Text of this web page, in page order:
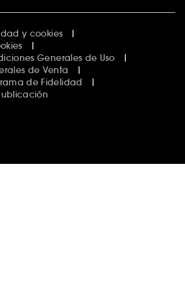
y cookies
Generales de Uso
de Venta
de Fidelidad